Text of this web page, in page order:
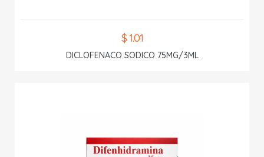
$ 1.01
DICLOFENACO SODICO 75MG/3ML